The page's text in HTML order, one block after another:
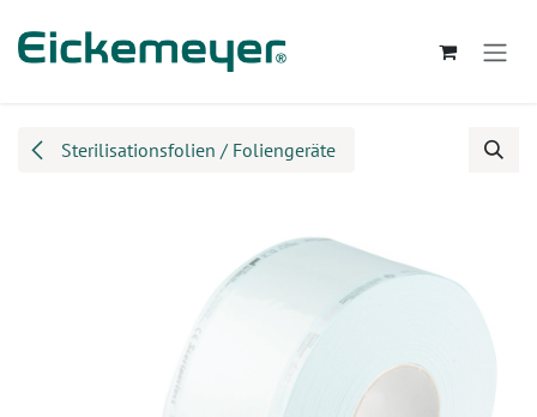
Sterilisationsfolien / Foliengeräte